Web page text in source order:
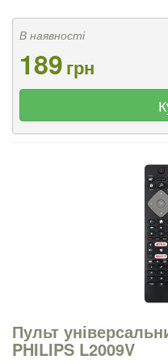
В наявності
189грн
Пульт
PHILIPS L2009V